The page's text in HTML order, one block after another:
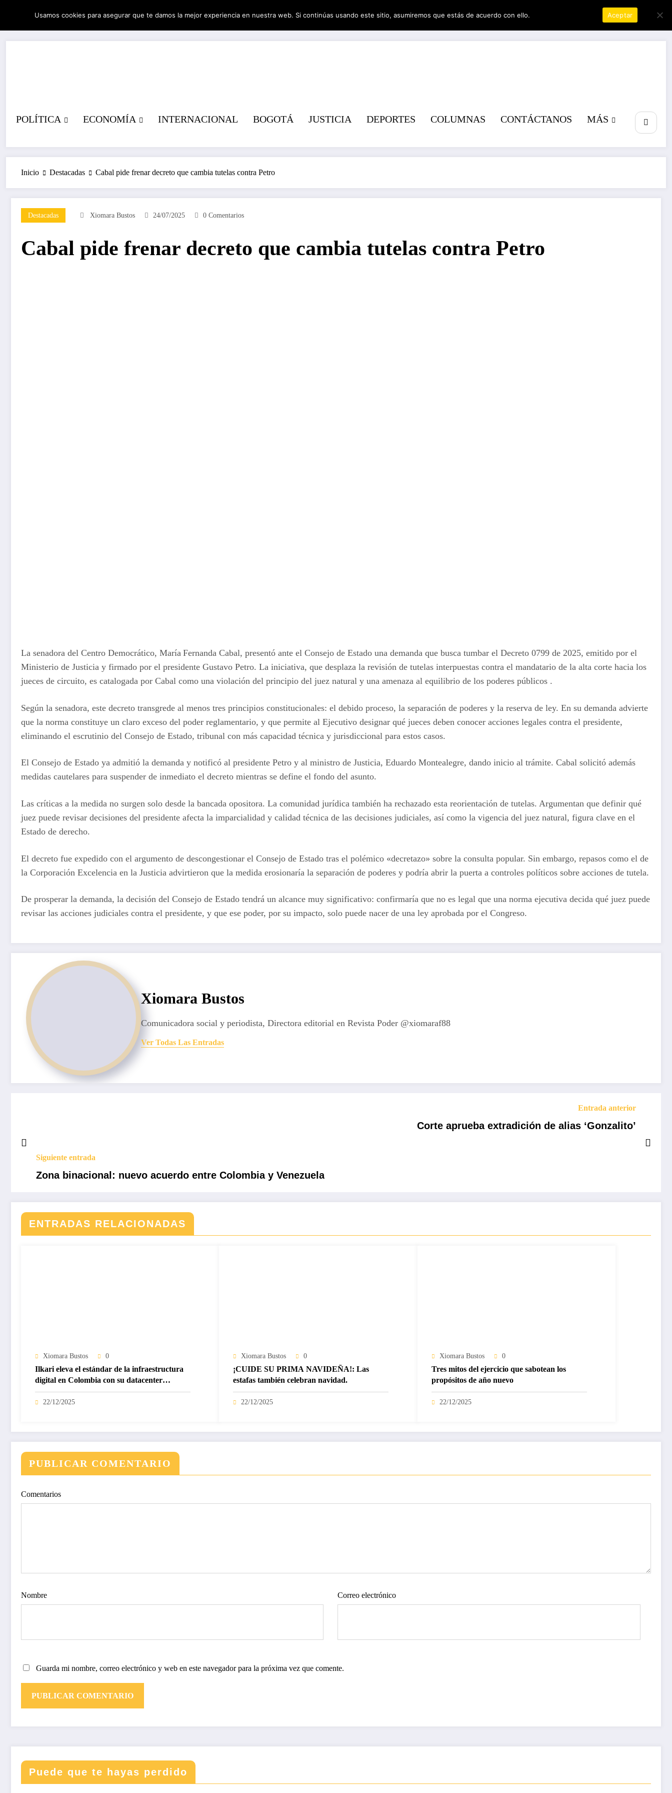
contenido
06/08/2026 4:25:50 AM
POLÍTICA ECONOMÍA INTERNACIONAL BOGOTÁ JUSTICIA DEPORTES COLUMNAS CONTÁCTANOS MÁS
Inicio Destacadas Cabal pide frenar decreto que cambia tutelas contra Petro
Destacadas Xiomara Bustos 24/07/2025 0 Comentarios
Cabal pide frenar decreto que cambia tutelas contra Petro
La senadora del Centro Democrático, María Fernanda Cabal, presentó ante el Consejo de Estado una demanda que busca tumbar el Decreto 0799 de 2025, emitido por el
Ministerio de Justicia y firmado por el presidente Gustavo Petro. La iniciativa, que desplaza la revisión de tutelas interpuestas contra el mandatario de la alta corte hacia los
jueces de circuito, es catalogada por Cabal como una violación del principio del juez natural y una amenaza al equilibrio de los poderes públicos .
Según la senadora, este decreto transgrede al menos tres principios constitucionales: el debido proceso, la separación de poderes y la reserva de ley. En su demanda advierte
que la norma constituye un claro exceso del poder reglamentario, y que permite al Ejecutivo designar qué jueces deben conocer acciones legales contra el presidente,
eliminando el escrutinio del Consejo de Estado, tribunal con más capacidad técnica y jurisdiccional para estos casos.
El Consejo de Estado ya admitió la demanda y notificó al presidente Petro y al ministro de Justicia, Eduardo Montealegre, dando inicio al trámite. Cabal solicitó además
medidas cautelares para suspender de inmediato el decreto mientras se define el fondo del asunto.
Las críticas a la medida no surgen solo desde la bancada opositora. La comunidad jurídica también ha rechazado esta reorientación de tutelas. Argumentan que definir qué
juez puede revisar decisiones del presidente afecta la imparcialidad y calidad técnica de las decisiones judiciales, así como la vigencia del juez natural, figura clave en el
Estado de derecho.
El decreto fue expedido con el argumento de descongestionar el Consejo de Estado tras el polémico «decretazo» sobre la consulta popular. Sin embargo, repasos como el de
la Corporación Excelencia en la Justicia advirtieron que la medida erosionaría la separación de poderes y podría abrir la puerta a controles políticos sobre acciones de tutela.
De prosperar la demanda, la decisión del Consejo de Estado tendrá un alcance muy significativo: confirmaría que no es legal que una norma ejecutiva decida qué juez puede
revisar las acciones judiciales contra el presidente, y que ese poder, por su impacto, solo puede nacer de una ley aprobada por el Congreso.
Xiomara Bustos
Comunicadora social y periodista, Directora editorial en Revista Poder @xiomaraf88
Ver Todas Las Entradas
Entrada anterior
Corte aprueba extradición de alias ‘Gonzalito’
Siguiente entrada
Zona binacional: nuevo acuerdo entre Colombia y Venezuela
ENTRADAS RELACIONADAS
Xiomara Bustos 0
Ilkari eleva el estándar de la infraestructura
digital en Colombia con su datacenter
certificado Nivel IV de ICREA
22/12/2025
Xiomara Bustos 0
¡CUIDE SU PRIMA NAVIDEÑA!: Las
estafas también celebran navidad.
22/12/2025
Xiomara Bustos 0
Tres mitos del ejercicio que sabotean los
propósitos de año nuevo
22/12/2025
PUBLICAR COMENTARIO
Comentarios
Nombre Correo electrónico
Guarda mi nombre, correo electrónico y web en este navegador para la próxima vez que comente.
Puede que te hayas perdido
Usamos cookies para asegurar que te damos la mejor experiencia en nuestra web. Si continúas usando este sitio, asumiremos que estás de acuerdo con ello. Aceptar